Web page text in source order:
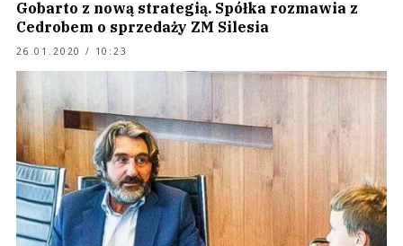
Gobarto z nową strategią. Spółka rozmawia z
Cedrobem o sprzedaży ZM Silesia
26.01.2020 / 10:23